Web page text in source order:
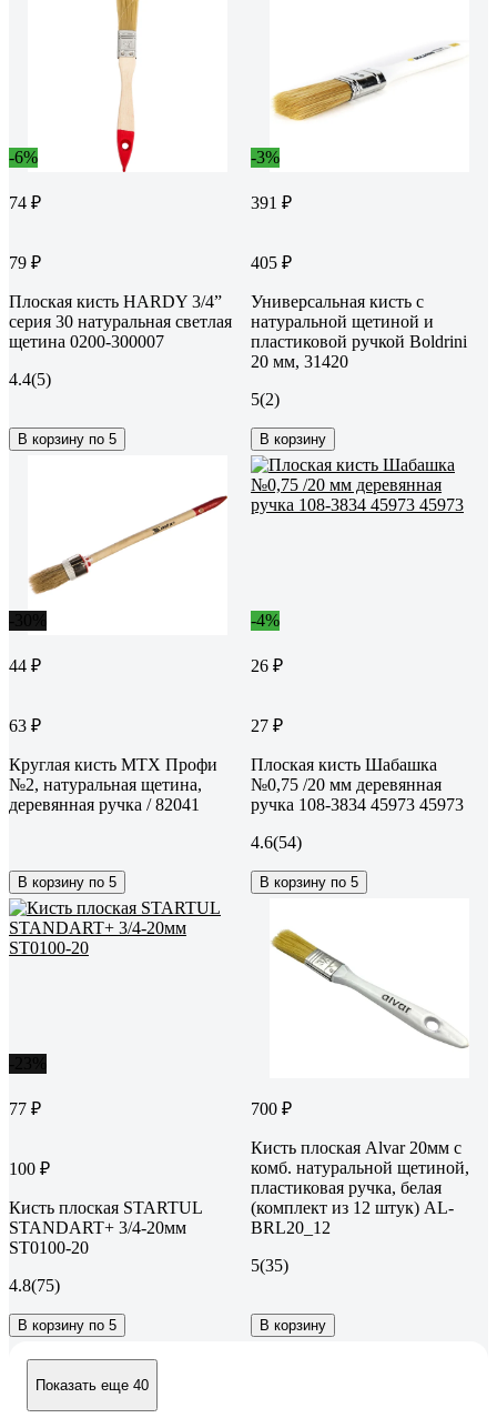
-6%
74 ₽
79 ₽
Плоская кисть HARDY 3/4”
серия 30 натуральная светлая
щетина 0200-300007
4.4(5)
В корзину по 5
-3%
391 ₽
405 ₽
Универсальная кисть с
натуральной щетиной и
пластиковой ручкой Boldrini
20 мм, 31420
5(2)
В корзину
44 ₽
63 ₽
Круглая кисть MTX Профи
№2, натуральная щетина,
деревянная ручка / 82041
В корзину по 5
-4%
26 ₽
27 ₽
Плоская кисть Шабашка
№0,75 /20 мм деревянная
ручка 108-3834 45973 45973
4.6(54)
В корзину по 5
77 ₽
100 ₽
Кисть плоская STARTUL
STANDART+ 3/4-20мм
ST0100-20
4.8(75)
В корзину по 5
700 ₽
Кисть плоская Alvar 20мм с
комб. натуральной щетиной,
пластиковая ручка, белая
(комплект из 12 штук) AL-
BRL20_12
5(35)
В корзину
Показать еще 40